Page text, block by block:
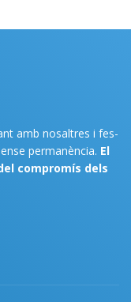
amb nosaltres i fes-
permanència. El
compromís dels